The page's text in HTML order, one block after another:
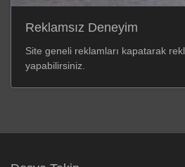
Reklamsız Deneyim
Site geneli reklamları kapatarak
yapabilirsiniz.